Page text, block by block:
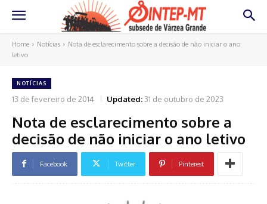
Home Notícias
Nota de esclarecimento sobre a decisão de não iniciar o ano
letivo
NOTÍCIAS
13 de fevereiro de 2014 Updated: 31 de outubro de 2023
Nota de esclarecimento sobre a
decisão de não iniciar o ano letivo
Facebook Twitter Pinterest